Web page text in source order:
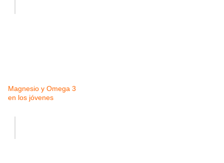
Magnesio y Omega 3
en los jóvenes